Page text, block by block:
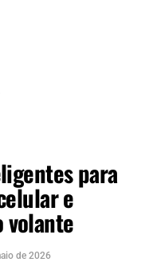
para
e
volante
de 2026